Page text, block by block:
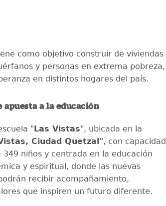
como objetivo construir de viviendas
y personas en extrema pobreza,
en distintos hogares del país.
apuesta a la educación
"Las Vistas", ubicada en la
Ciudad Quetzal", con capacidad
niños y centrada en la educación
y espiritual, donde las nuevas
recibir acompañamiento,
que inspiren un futuro diferente.